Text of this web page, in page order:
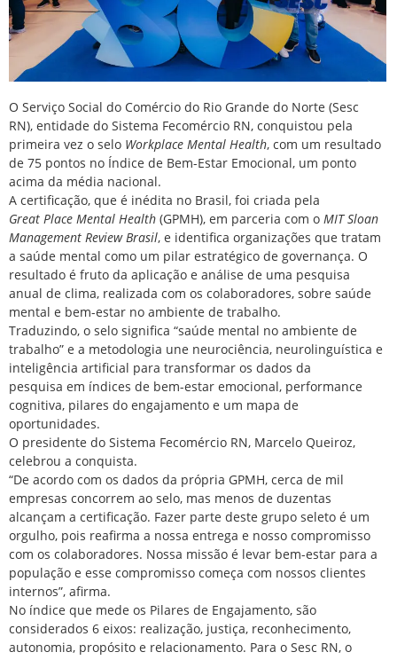
O Serviço Social do Comércio do Rio Grande do Norte (Sesc
RN), entidade do Sistema Fecomércio RN, conquistou pela
primeira vez o selo Workplace Mental Health, com um resultado
de 75 pontos no Índice de Bem-Estar Emocional, um ponto
acima da média nacional.
A certificação, que é inédita no Brasil, foi criada pela
Great Place Mental Health (GPMH), em parceria com o MIT Sloan
Management Review Brasil, e identifica organizações que tratam
a saúde mental como um pilar estratégico de governança. O
resultado é fruto da aplicação e análise de uma pesquisa
anual de clima, realizada com os colaboradores, sobre saúde
mental e bem-estar no ambiente de trabalho.
Traduzindo, o selo significa “saúde mental no ambiente de
trabalho” e a metodologia une neurociência, neurolinguística e
inteligência artificial para transformar os dados da
pesquisa em índices de bem-estar emocional, performance
cognitiva, pilares do engajamento e um mapa de
oportunidades.
O presidente do Sistema Fecomércio RN, Marcelo Queiroz,
celebrou a conquista.
“De acordo com os dados da própria GPMH, cerca de mil
empresas concorrem ao selo, mas menos de duzentas
alcançam a certificação. Fazer parte deste grupo seleto é um
orgulho, pois reafirma a nossa entrega e nosso compromisso
com os colaboradores. Nossa missão é levar bem-estar para a
população e esse compromisso começa com nossos clientes
internos”, afirma.
No índice que mede os Pilares de Engajamento, são
considerados 6 eixos: realização, justiça, reconhecimento,
autonomia, propósito e relacionamento. Para o Sesc RN, o